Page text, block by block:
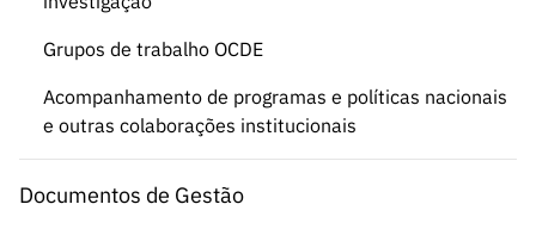
Grupos de trabalho OCDE
Acompanhamento de programas e políticas nacionais
e outras colaborações institucionais
Documentos de Gestão